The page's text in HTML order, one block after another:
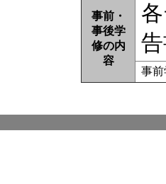
事前・
事後学
修の内
容
事